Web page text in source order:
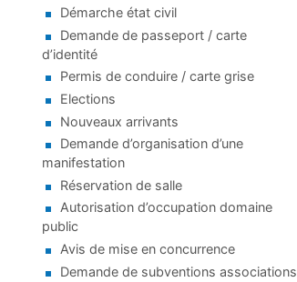
Démarche état civil
Demande de passeport / carte
d’identité
Permis de conduire / carte grise
Elections
Nouveaux arrivants
Demande d’organisation d’une
manifestation
Réservation de salle
Autorisation d’occupation domaine
public
Avis de mise en concurrence
Demande de subventions associations